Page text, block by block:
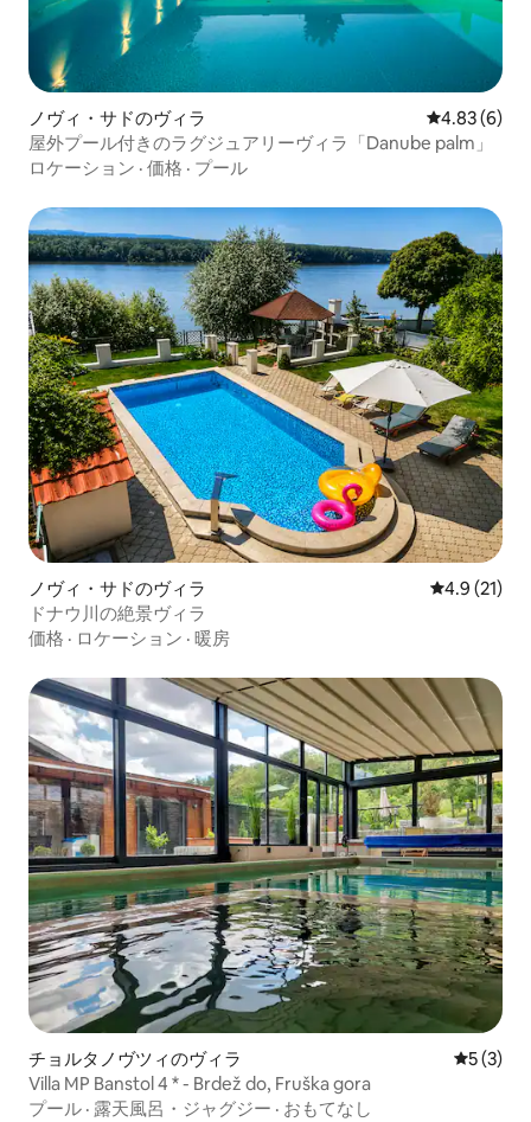
ノヴィ・サドのヴィラ レビュー6
4.83 (6)
屋外プール付きのラグジュアリーヴィラ「Danube palm」
ロケーション · 価格 · プール
ノヴィ・サドのヴィラ レビュー21
4.9 (21)
ドナウ川の絶景ヴィラ
価格 · ロケーション · 暖房
チョルタノヴツィのヴィラ レビュー
5 (3)
Villa MP Banstol 4 * - Brdež do, Fruška gora
プール · 露天風呂・ジャグジー · おもてなし